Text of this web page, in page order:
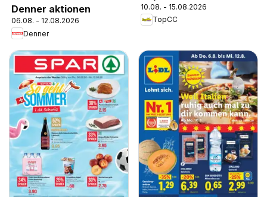
Denner aktionen
06.08. - 12.08.2026
Denner
10.08. - 15.08.2026
TopCC